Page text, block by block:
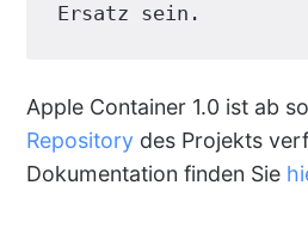
Ersatz sein.
Apple Container 1.0 ist ab
Repositorydes Projekts
Dokumentation finden Sie